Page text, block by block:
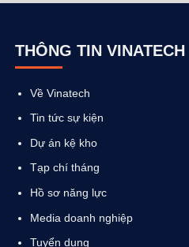
THÔNG TIN VINATECH
Về Vinatech
Tin tức sự kiện
Dự án kệ kho
Tạp chí tháng
Hồ sơ năng lực
Media doanh nghiệp
Tuyển dụng